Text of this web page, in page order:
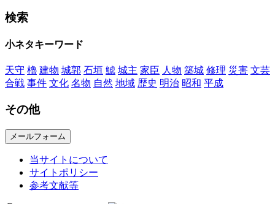
検索
小ネタキーワード
天守 櫓 建物 城郭 石垣 鯱 城主 家臣 人物 築城 修理 災害 文芸
合戦 事件 文化 名物 自然 地域 歴史 明治 昭和 平成
その他
メールフォーム
当サイトについて
サイトポリシー
参考文献等